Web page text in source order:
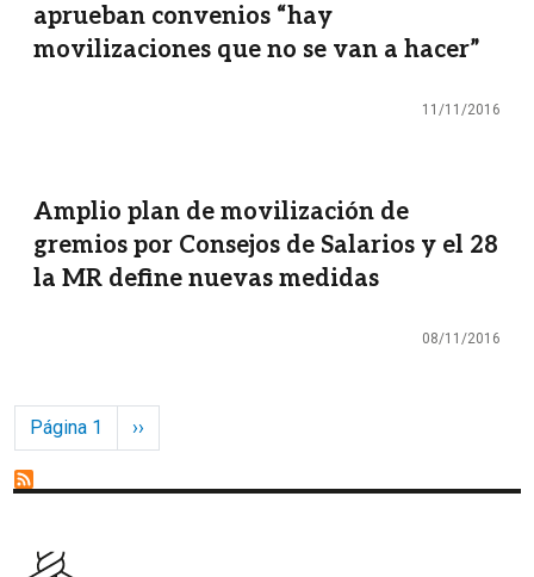
aprueban convenios “hay
movilizaciones que no se van a hacer”
11/11/2016
Amplio plan de movilización de
gremios por Consejos de Salarios y el 28
la MR define nuevas medidas
08/11/2016
Paginación
Página 1 Siguiente página
››